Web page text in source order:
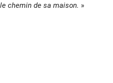
chemin de sa maison. »